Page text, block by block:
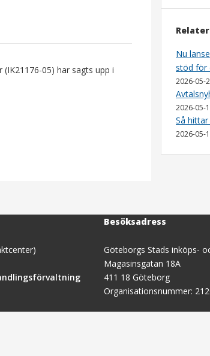
05) har sagts upp i
Nu
stöd för
2026-05-
2026-05-
Så
2026-05-
(öppnas
Besöksadress
Göteborgs Stads inköps-
Magasinsgatan 18A
411 18 Göteborg
Organisationsnummer: